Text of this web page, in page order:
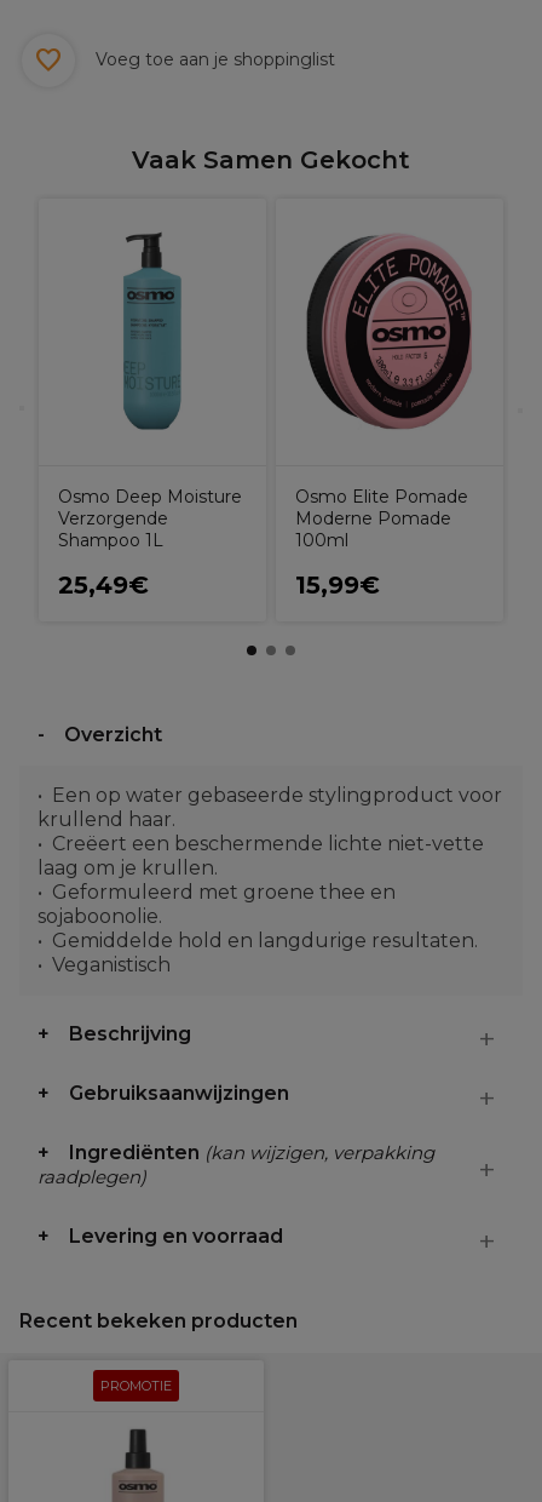
Voeg toe aan je shoppinglist
Vaak Samen Gekocht
Osmo Deep Moisture
Verzorgende
Shampoo 1L
25,49€
Osmo Elite Pomade
Moderne Pomade
100ml
15,99€
Overzicht
Een op water gebaseerde stylingproduct voor
krullend haar.
Creëert een beschermende lichte niet-vette
laag om je krullen.
Geformuleerd met groene thee en
sojaboonolie.
Gemiddelde hold en langdurige resultaten.
Veganistisch
Beschrijving
Gebruiksaanwijzingen
Ingrediënten (kan wijzigen, verpakking
raadplegen)
Levering en voorraad
Recent bekeken producten
PROMOTIE